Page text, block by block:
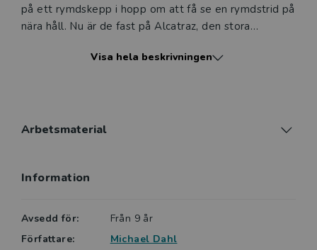
på ett rymdskepp i hopp om att få se en rymdstrid på
nära håll. Nu är de fast på Alcatraz, den stora
vänskap och sina olikheter.
barn- och ungdomsböcker, flera av dem är
som har läs- och skrivsvårigheter tillhör de mest lästa
Visa hela beskrivningen
Arbetsmaterial
Information
Avsedd för:
Från 9 år
Författare:
Michael Dahl